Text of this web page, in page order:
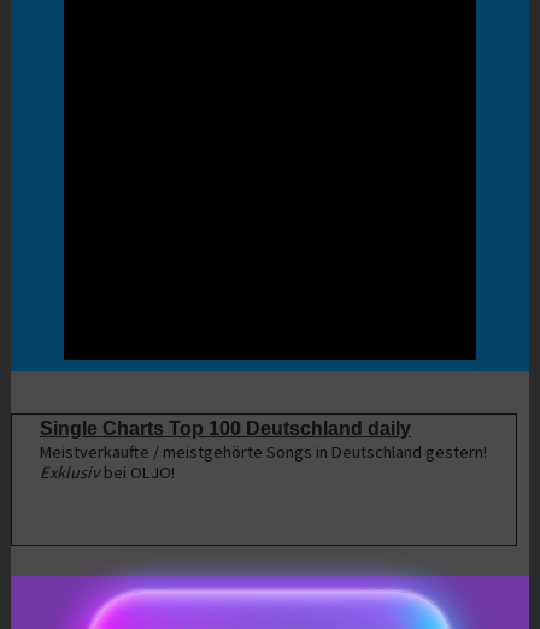
Single Charts Top 100 Deutschland daily
Meistverkaufte / meistgehörte Songs in Deutschland gestern!
Exklusivbei OLJO!